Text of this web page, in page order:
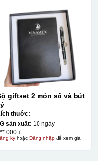
như lọ hoa thủy tinh,
cứng
giftset 2 món sổ và bút
thước:
sản xuất: 10 ngày
₫
kýhoặc Đăng nhậpđể xem giá